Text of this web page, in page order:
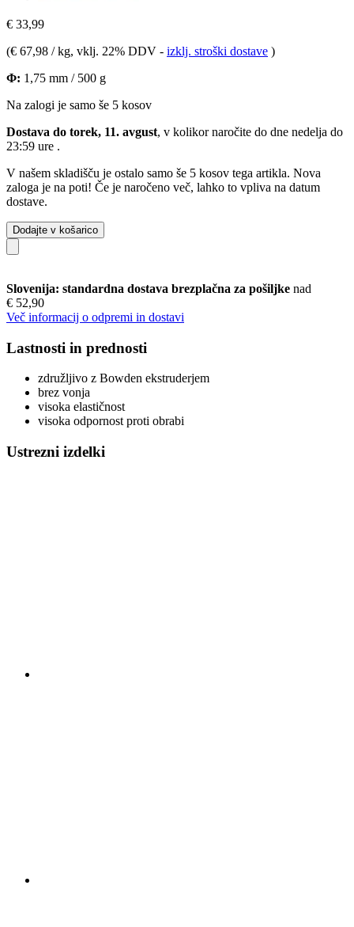
€ 33,99
(€ 67,98 / kg, vklj. 22% DDV - izklj. stroški dostave )
Φ: 1,75 mm / 500 g
Na zalogi je samo še 5 kosov
Dostava do torek, 11. avgust, v kolikor naročite do dne nedelja do
23:59 ure .
V našem skladišču je ostalo samo še 5 kosov tega artikla. Nova
zaloga je na poti! Če je naročeno več, lahko to vpliva na datum
dostave.
Dodajte v košarico
Slovenija: standardna dostava brezplačna za pošiljke nad
€ 52,90
Več informacij o odpremi in dostavi
Lastnosti in prednosti
združljivo z Bowden ekstruderjem
brez vonja
visoka elastičnost
visoka odpornost proti obrabi
Ustrezni izdelki